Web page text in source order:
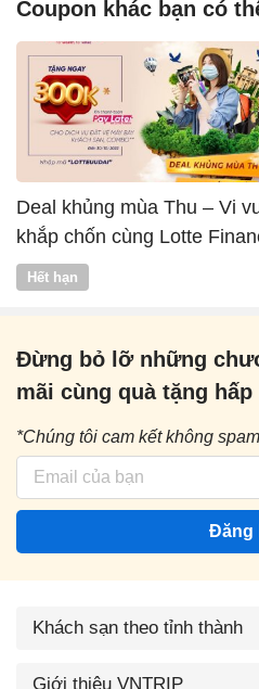
Coupon khác bạn có
Deal khủng mùa Thu – Vi
khắp chốn cùng Lotte
Vntrip
Hết hạn
Đừng bỏ lỡ những
mãi cùng quà tặng
*Chúng tôi cam kết không
Đăng
Khách sạn theo tỉnh thành
Giới thiệu VNTRIP